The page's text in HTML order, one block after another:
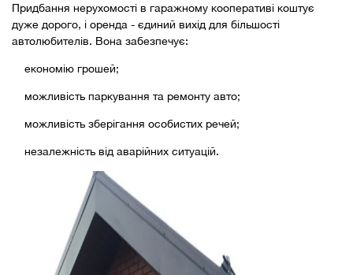
Придбання нерухомості в гаражному кооперативі коштує
дуже дорого, і оренда - єдиний вихід для більшості
автолюбителів. Вона забезпечує:
економію грошей;
можливість паркування та ремонту авто;
можливість зберігання особистих речей;
незалежність від аварійних ситуацій.